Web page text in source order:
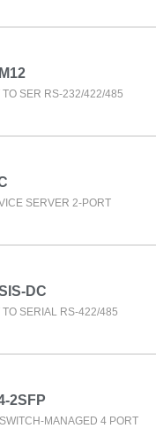
TO SER RS-232/422/485
SERVER 2-PORT
DC
TO SERIAL RS-422/485
2SFP
MANAGED 4 PORT